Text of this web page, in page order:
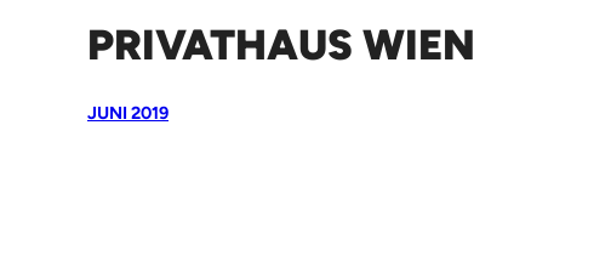
PRIVATHAUS WIEN
JUNI 2019